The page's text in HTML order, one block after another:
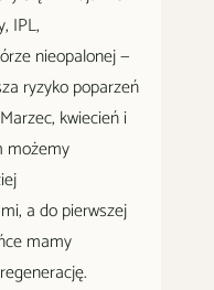
IPL,
nieopalonej —
ryzyko poparzeń
kwiecień i
możemy
a do pierwszej
mamy